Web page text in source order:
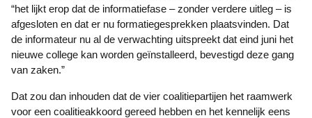
“het lijkt erop dat de informatiefase – zonder verdere uitleg – is
afgesloten en dat er nu formatiegesprekken plaatsvinden. Dat
de informateur nu al de verwachting uitspreekt dat eind juni het
nieuwe college kan worden geïnstalleerd, bevestigd deze gang
van zaken.”
Dat zou dan inhouden dat de vier coalitiepartijen het raamwerk
voor een coalitieakkoord gereed hebben en het kennelijk eens